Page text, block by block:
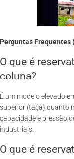
Perguntas Frequentes
O que é
coluna?
É um modelo elevado
superior (taça) quanto
capacidade e pressão
industriais.
O que é